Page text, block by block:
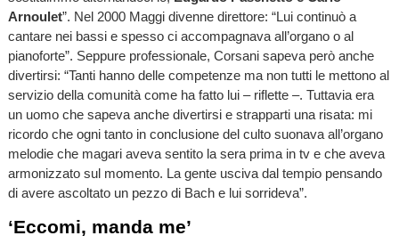
Arnoulet”. Nel 2000 Maggi divenne direttore: “Lui continuò a
cantare nei bassi e spesso ci accompagnava all’organo o al
pianoforte”. Seppure professionale, Corsani sapeva però anche
divertirsi: “Tanti hanno delle competenze ma non tutti le mettono al
servizio della comunità come ha fatto lui – riflette –. Tuttavia era
un uomo che sapeva anche divertirsi e strapparti una risata: mi
ricordo che ogni tanto in conclusione del culto suonava all’organo
melodie che magari aveva sentito la sera prima in tv e che aveva
armonizzato sul momento. La gente usciva dal tempio pensando
di avere ascoltato un pezzo di Bach e lui sorrideva”.
‘Eccomi, manda me’